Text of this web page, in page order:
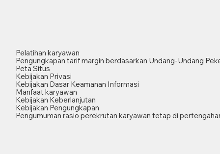
Pelatihan karyawan
Pengungkapan tarif margin berdasarkan Undang-Undang
Peta Situs
Kebijakan Privasi
Kebijakan Dasar Keamanan Informasi
Manfaat karyawan
Kebijakan Keberlanjutan
Kebijakan Pengungkapan
Pengumuman rasio perekrutan karyawan tetap di